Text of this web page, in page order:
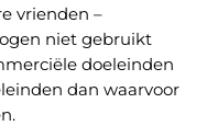
vrienden –
niet gebruikt
doeleinden
dan waarvoor